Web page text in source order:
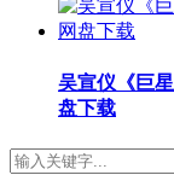
吴宣仪《巨
盘下载